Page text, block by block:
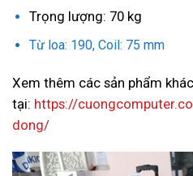
Trọng lượng: 70 kg
Từ loa: 190, Coil: 75 mm
Xem thêm các sản phẩm khác
tại: https://
dong/